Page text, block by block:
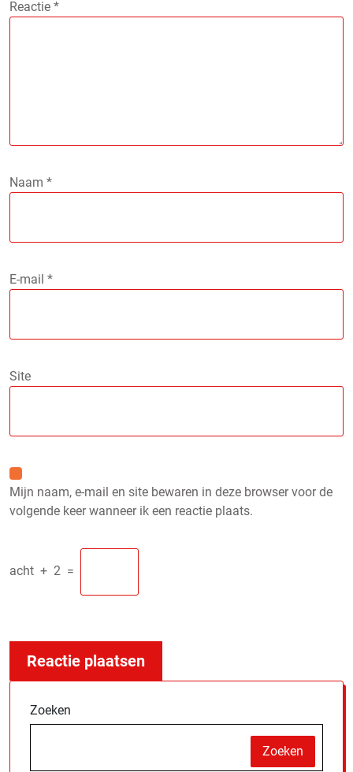
Reactie *
Naam *
E-mail *
Site
Mijn naam, e-mail en site bewaren in deze browser voor de
volgende keer wanneer ik een reactie plaats.
acht + 2 =
Zoeken
Zoeken